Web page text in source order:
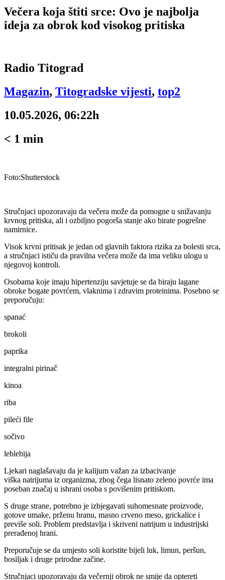
Večera koja štiti srce: Ovo je najbolja
ideja za obrok kod visokog pritiska
Radio Titograd
Magazin, Titogradske vijesti, top2
10.05.2026, 06:22h
< 1 min
Foto:Shutterstock
Stručnjaci upozoravaju da večera može da pomogne u snižavanju
krvnog pritiska, ali i ozbiljno pogorša stanje ako birate pogrešne
namirnice.
Visok krvni pritisak je jedan od glavnih faktora rizika za bolesti srca,
a stručnjaci ističu da pravilna večera može da ima veliku ulogu u
njegovoj kontroli.
Osobama koje imaju hipertenziju savjetuje se da biraju lagane
obroke bogate povrćem, vlaknima i zdravim proteinima. Posebno se
preporučuju:
spanać
brokoli
paprika
integralni pirinač
kinoa
riba
pileći file
sočivo
leblebija
Ljekari naglašavaju da je kalijum važan za izbacivanje
viška natrijuma iz organizma, zbog čega lisnato zeleno povrće ima
poseban značaj u ishrani osoba s povišenim pritiskom.
S druge strane, potrebno je izbjegavati suhomesnate proizvode,
gotove umake, prženu hranu, masno crveno meso, grickalice i
previše soli. Problem predstavlja i skriveni natrijum u industrijski
prerađenoj hrani.
Preporučuje se da umjesto soli koristite bijeli luk, limun, peršun,
bosiljak i druge prirodne začine.
Stručnjaci upozoravaju da večernji obrok ne smije da optereti